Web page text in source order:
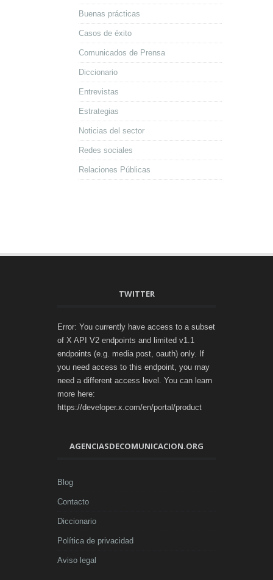
Buenas prácticas
Casos de éxito
Comunicados de Prensa
Diccionario
Entrevistas
Estrategias
Noticias del sector
Redes sociales
Relaciones Públicas
TWITTER
Error: You currently have access to a subset
of X API V2 endpoints and limited v1.1
endpoints (e.g. media post, oauth) only. If
you need access to this endpoint, you may
need a different access level. You can learn
more here:
https://developer.x.com/en/portal/product
AGENCIASDECOMUNICACION.ORG
Blog
Contacto
Diccionario
Política de privacidad
Aviso legal